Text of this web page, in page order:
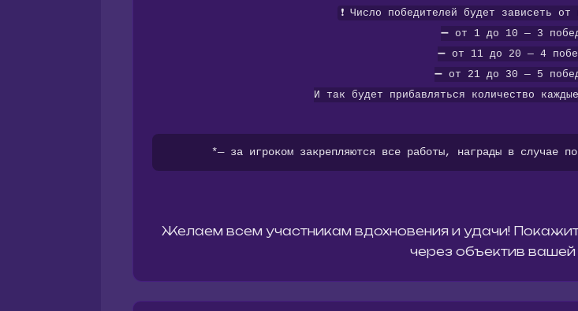
❗ Число победителей будет зависеть
➖ от 1 до 10 — 3
➖ от 11 до 20 — 4
➖ от 21 до 30 — 5
И так будет прибавляться количество
*— за игроком закрепляются все работы, награды в случае
Желаем всем участникам вдохновения и удачи!